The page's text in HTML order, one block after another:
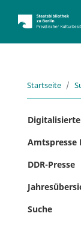
Startseite
Amtspresse
DDR-Presse
Suche